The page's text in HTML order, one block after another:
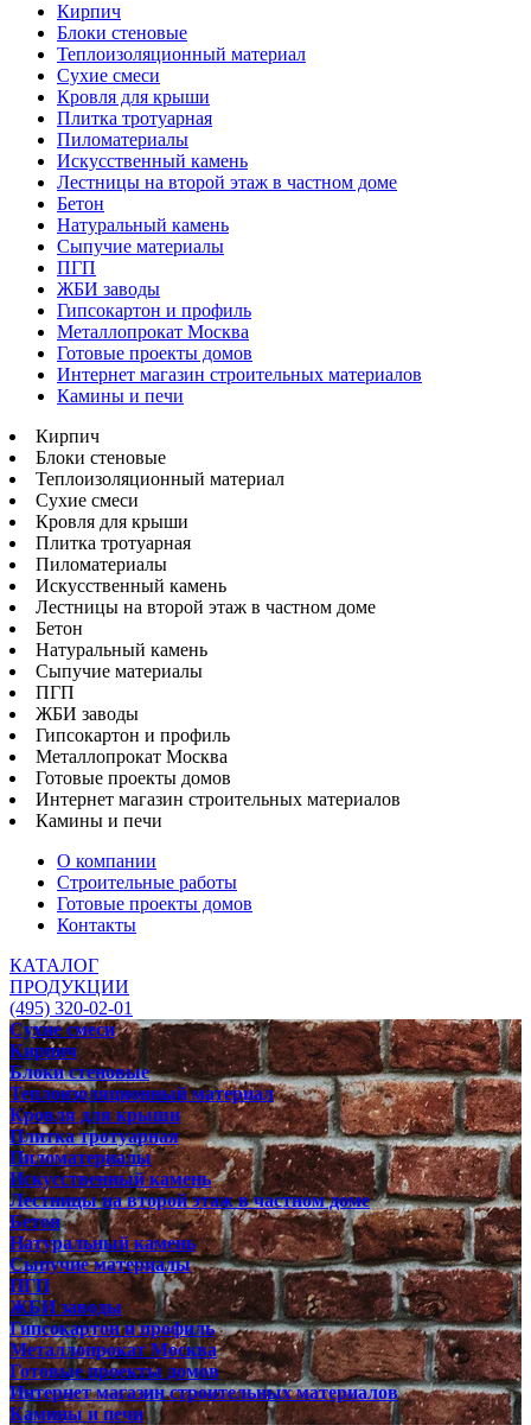
Кирпич
Блоки стеновые
Теплоизоляционный материал
Сухие смеси
Кровля для крыши
Плитка тротуарная
Пиломатериалы
Искусственный камень
Лестницы на второй этаж в частном доме
Бетон
Натуральный камень
Сыпучие материалы
ПГП
ЖБИ заводы
Гипсокартон и профиль
Металлопрокат Москва
Готовые проекты домов
Интернет магазин строительных материалов
Камины и печи
Кирпич
Блоки стеновые
Теплоизоляционный материал
Сухие смеси
Кровля для крыши
Плитка тротуарная
Пиломатериалы
Искусственный камень
Лестницы на второй этаж в частном доме
Бетон
Натуральный камень
Сыпучие материалы
ПГП
ЖБИ заводы
Гипсокартон и профиль
Металлопрокат Москва
Готовые проекты домов
Интернет магазин строительных материалов
Камины и печи
О компании
Строительные работы
Готовые проекты домов
Контакты
КАТАЛОГ
ПРОДУКЦИИ
(495) 320-02-01
Сухие смеси
Кирпич
Блоки стеновые
Теплоизоляционный материал
Кровля для крыши
Плитка тротуарная
Пиломатериалы
Искусственный камень
Лестницы на второй этаж в частном доме
Бетон
Натуральный камень
Сыпучие материалы
ПГП
ЖБИ заводы
Гипсокартон и профиль
Металлопрокат Москва
Готовые проекты домов
Интернет магазин строительных материалов
Камины и печи